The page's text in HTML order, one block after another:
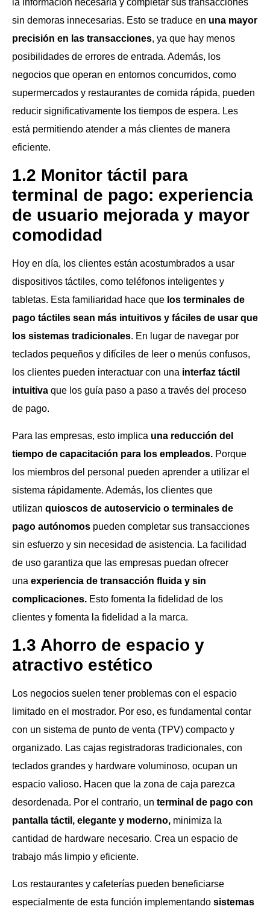
la información necesaria y completar sus transacciones
sin demoras innecesarias. Esto se traduce en una mayor
precisión en las transacciones, ya que hay menos
posibilidades de errores de entrada. Además, los
negocios que operan en entornos concurridos, como
supermercados y restaurantes de comida rápida, pueden
reducir significativamente los tiempos de espera. Les
está permitiendo atender a más clientes de manera
eficiente.
1.2 Monitor táctil para
terminal de pago: experiencia
de usuario mejorada y mayor
comodidad
Hoy en día, los clientes están acostumbrados a usar
dispositivos táctiles, como teléfonos inteligentes y
tabletas. Esta familiaridad hace que los terminales de
pago táctiles sean más intuitivos y fáciles de usar que
los sistemas tradicionales. En lugar de navegar por
teclados pequeños y difíciles de leer o menús confusos,
los clientes pueden interactuar con una interfaz táctil
intuitiva que los guía paso a paso a través del proceso
de pago.
Para las empresas, esto implica una reducción del
tiempo de capacitación para los empleados. Porque
los miembros del personal pueden aprender a utilizar el
sistema rápidamente. Además, los clientes que
utilizan quioscos de autoservicio o terminales de
pago autónomos pueden completar sus transacciones
sin esfuerzo y sin necesidad de asistencia. La facilidad
de uso garantiza que las empresas puedan ofrecer
una experiencia de transacción fluida y sin
complicaciones. Esto fomenta la fidelidad de los
clientes y fomenta la fidelidad a la marca.
1.3 Ahorro de espacio y
atractivo estético
Los negocios suelen tener problemas con el espacio
limitado en el mostrador. Por eso, es fundamental contar
con un sistema de punto de venta (TPV) compacto y
organizado. Las cajas registradoras tradicionales, con
teclados grandes y hardware voluminoso, ocupan un
espacio valioso. Hacen que la zona de caja parezca
desordenada. Por el contrario, un terminal de pago con
pantalla táctil, elegante y moderno, minimiza la
cantidad de hardware necesario. Crea un espacio de
trabajo más limpio y eficiente.
Los restaurantes y cafeterías pueden beneficiarse
especialmente de esta función implementando sistemas